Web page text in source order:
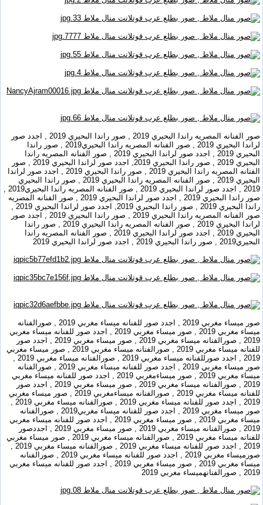
صور الفنانه المصريه راندا البحيري 2019 , صور راندا البحيري 2019 , اجدد صور
لراندا البحيري 2019 , صور الفنانه المصريه راندا البحيري2019 , صور راندا
البحيري 2019 , اجدد صور لراندا البحيري 2019 , صور الفنانه المصريه راندا
البحيري 2019 , صور راندا البحيري 2019, اجدد صور لراندا البحيري 2019 , صور
الفنانه المصريه راندا البحيري 2019 , صور راندا البحيري 2019 , اجدد صور لراندا
البحيري 2019 , صور الفنانه المصريه راندا البحيري 2019 , صور راندا البحيري
2019 , اجدد صور لراندا البحيري 2019 , صور الفنانه المصريه راندا البحيري2019 ,
صور راندا البحيري 2019 , اجدد صور لراندا البحيري 2019 , صور الفنانه المصريه
راندا البحيري 2019 , صور راندا البحيري 2019, اجدد صور لراندا البحيري 2019 ,
صور الفنانه المصريه راندا البحيري 2019 , صور راندا البحيري 2019 , اجدد صور
لراندا البحيري 2019 , صور الفنانه المصريه راندا البحيري 2019 , صور راندا
البحيري 2019 , اجدد صور لراندا البحيري 2019 , صور الفنانه المصريه راندا
البحيري2019 , صور راندا البحيري 2019 , اجدد صور لراندا البحيري 2019
صور ميساء مغربي 2019 , اجدد صور للفنانه ميساء مغربي 2019 , صورالفنانه
ميساء مغربي 2019 , صور ميساء مغربي 2019 , اجدد صور للفنانه ميساء مغربي
2019 , صورالفنانه ميساء مغربي 2019 , صور ميساء مغربي 2019 , اجدد صور
للفنانه ميساء مغربي 2019 , صورالفنانه ميساء مغربي 2019 , صور ميساء مغربي
2019 , اجدد صورللفنانه ميساء مغربي 2019 , صورالفنانه ميساء مغربي 2019 ,
صور ميساء مغربي 2019 , اجدد صور للفنانه ميساء مغربي 2019 , صورالفنانه
ميساء مغربي 2019 , صور ميساءمغربي 2019 , اجدد صور للفنانه ميساء مغربي
2019 , صورالفنانه ميساء مغربي 2019 , صور ميساء مغربي 2019 , اجدد صور
للفنانه ميساء مغربي 2019 , صورالفنانه ميساءمغربي 2019 , صور ميساء مغربي
2019 , اجدد صور للفنانه ميساء مغربي 2019 , صورالفنانه ميساء مغربي 2019 ,
صور ميساء مغربي 2019 , اجدد صور للفنانه ميساء مغربي2019 , صورالفنانه
ميساء مغربي 2019 , صور ميساء مغربي 2019 , اجدد صور للفنانه ميساء مغربي
2019 , صورالفنانه ميساء مغربي 2019 , صور ميساء مغربي 2019 , اجددصور
للفنانه ميساء مغربي 2019 , صورالفنانه ميساء مغربي 2019 , صور ميساء مغربي
2019 , اجدد صور للفنانه ميساء مغربي 2019 , صورالفنانه ميساء مغربي 2019 ,
صورميساء مغربي 2019 , اجدد صور للفنانه ميساء مغربي 2019 , صورالفنانه
ميساء مغربي 2019 , صور ميساء مغربي 2019 , اجدد صور للفنانه ميساء مغربي
2019 , صورالفنانهميساء مغربي 2019